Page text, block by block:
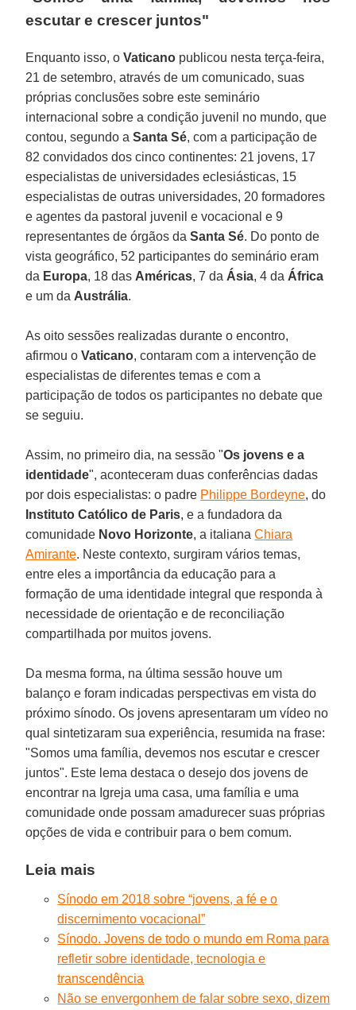
escutar e crescer juntos"
Enquanto isso, oVaticano publicou nesta terça-feira,
21 de setembro, através de um comunicado, suas
próprias conclusões sobre este seminário
internacional sobre a condição juvenil no mundo, que
contou, segundo aSanta Sé, com a participação de
82 convidados dos cinco continentes: 21 jovens, 17
especialistas de universidades eclesiásticas, 15
especialistas de outras universidades, 20 formadores
e agentes da pastoral juvenil e vocacional e 9
representantes de órgãos daSanta Sé. Do ponto de
vista geográfico, 52 participantes do seminário eram
da Europa, 18 das Américas, 7 da Ásia, 4 da África
e um da Austrália.
As oito sessões realizadas durante o encontro,
afirmou oVaticano, contaram com a intervenção de
especialistas de diferentes temas e com a
participação de todos os participantes no debate que
se seguiu.
Assim, no primeiro dia, na sessão "Os jovens e a
identidade", aconteceram duas conferências dadas
por dois especialistas: o padre Philippe Bordeyne, do
Instituto Católico de Paris, e a fundadora da
comunidade Novo Horizonte, a italianaChiara
Amirante. Neste contexto, surgiram vários temas,
entre eles a importância da educação para a
formação de uma identidade integral que responda à
necessidade de orientação e de reconciliação
compartilhada por muitos jovens.
Da mesma forma, na última sessão houve um
balanço e foram indicadas perspectivas em vista do
próximo sínodo. Os jovens apresentaram um vídeo no
qual sintetizaram sua experiência, resumida na frase:
"Somos uma família, devemos nos escutar e crescer
juntos". Este lema destaca o desejo dos jovens de
encontrar na Igreja uma casa, uma família e uma
comunidade onde possam amadurecer suas próprias
opções de vida e contribuir para o bem comum.
Leia mais
Sínodo em 2018 sobre “jovens, a fé e o
discernimento vocacional”
Sínodo. Jovens de todo o mundo em Roma para
refletir sobre identidade, tecnologia e
transcendência
Não se envergonhem de falar sobre sexo, dizem